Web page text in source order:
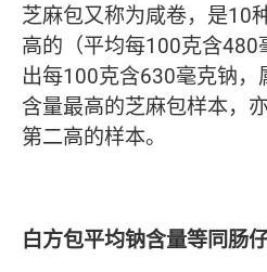
芝麻包又称为咸卷，是10
高的（平均每100克含
出每100克含630毫克钠
含量最高的芝麻包样本，
第二高的样本。
白方包平均钠含量等同肠